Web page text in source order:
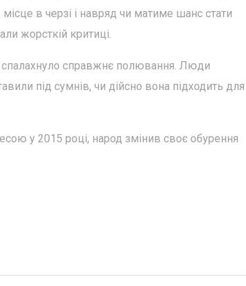
в черзі і навряд чи матиме шанс стати
жорсткій критиці.
спалахнуло справжнє полювання. Люди
під сумнів, чи дійсно вона підходить для
у 2015 році, народ змінив своє обурення